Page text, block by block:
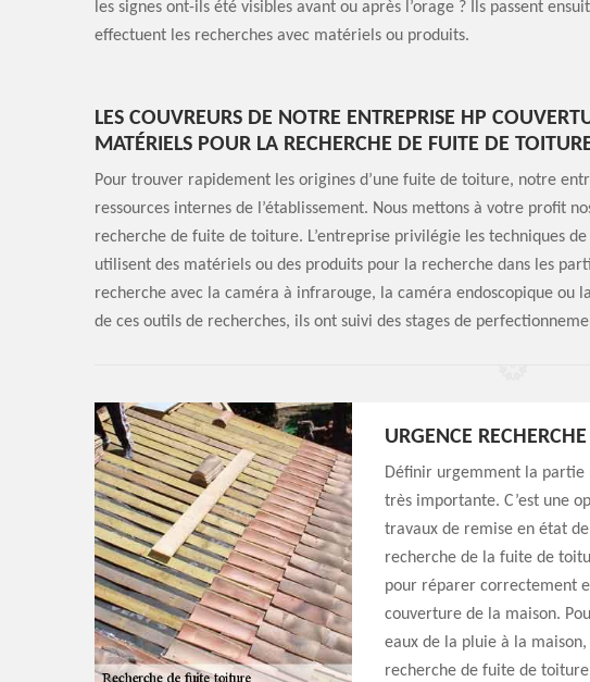
les signes ont-ils été visibles avant ou après l’orage ? Ils passent
effectuent les recherches avec matériels ou produits.
LES COUVREURS DE NOTRE ENTREPRISE HP
MATÉRIELS POUR LA RECHERCHE DE FUITE DE
Pour trouver rapidement les origines d’une fuite de toiture, notre
ressources internes de l’établissement. Nous mettons à votre profit
recherche de fuite de toiture. L’entreprise privilégie les techniques
utilisent des matériels ou des produits pour la recherche dans les
recherche avec la caméra à infrarouge, la caméra endoscopique ou
de ces outils de recherches, ils ont suivi des stages de
URGENCE
Définir urgemment la partie
très importante. C’est une
travaux de remise en état
recherche de la fuite de
pour réparer correctement
couverture de la maison.
eaux de la pluie à la
recherche de fuite de